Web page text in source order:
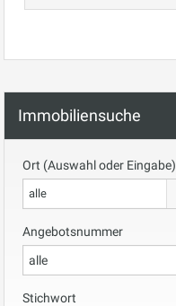
Immobiliensuche
Ort (Auswahl oder Eingabe)
alle
Angebotsnummer
Stichwort